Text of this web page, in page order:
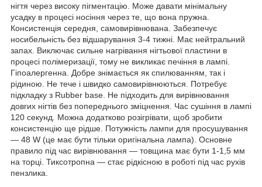
нігтя через високу пігментацію. Може давати мінімальну
усадку в процесі носіння через те, що вона пружна.
Консистенція середня, самовирівнювана. Забезпечує
носибельність без відшарування 3-4 тижні. Має нейтральний
запах. Виключає сильне нагрівання нігтьової пластини в
процесі полімеризації, тому не викликає печіння в лампі.
Гіпоалергенна. Добре знімається як спилюванням, так і
рідиною. Не тече і швидко самовирівнюються. Потребує
підкладку з Rubber base. Не підходить для вирівнювання
довгих нігтів без попереднього зміцнення. Час сушіння в лампі
120 секунд. Можна додатково розігрівати, щоб зробити
консистенцію ще рідше. Потужність лампи для просушування
— 48 W (це має бути тільки оригінальна лампа). Основне
правило під час вирівнювання — товщина має бути 1-1,5 мм
на торці. Тиксотропна — стає рідкісною в роботі під час рухів
пензлика.